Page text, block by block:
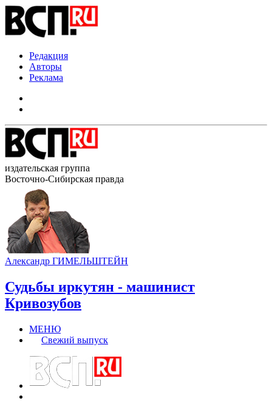
Редакция
Авторы
Реклама
издательская группа
Восточно-Сибирская правда
Александр ГИМЕЛЬШТЕЙН
Судьбы иркутян - машинист
Кривозубов
МЕНЮ
Свежий выпуск